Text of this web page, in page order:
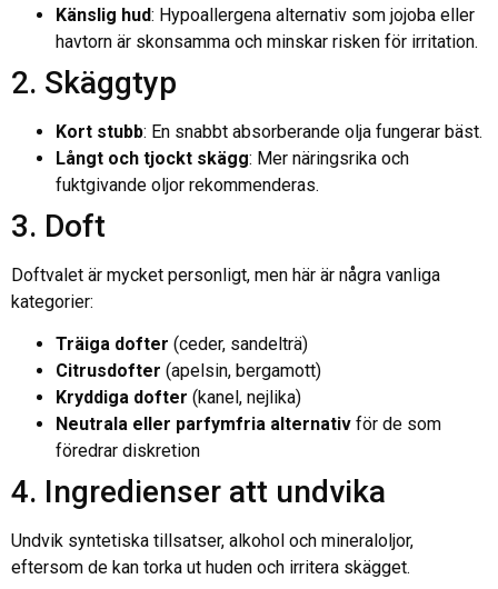
Känslig hud: Hypoallergena alternativ som jojoba eller
havtorn är skonsamma och minskar risken för irritation.
2. Skäggtyp
Kort stubb: En snabbt absorberande olja fungerar bäst.
Långt och tjockt skägg: Mer näringsrika och
fuktgivande oljor rekommenderas.
3. Doft
Doftvalet är mycket personligt, men här är några vanliga
kategorier:
Träiga dofter (ceder, sandelträ)
Citrusdofter (apelsin, bergamott)
Kryddiga dofter (kanel, nejlika)
Neutrala eller parfymfria alternativ för de som
föredrar diskretion
4. Ingredienser att undvika
Undvik syntetiska tillsatser, alkohol och mineraloljor,
eftersom de kan torka ut huden och irritera skägget.